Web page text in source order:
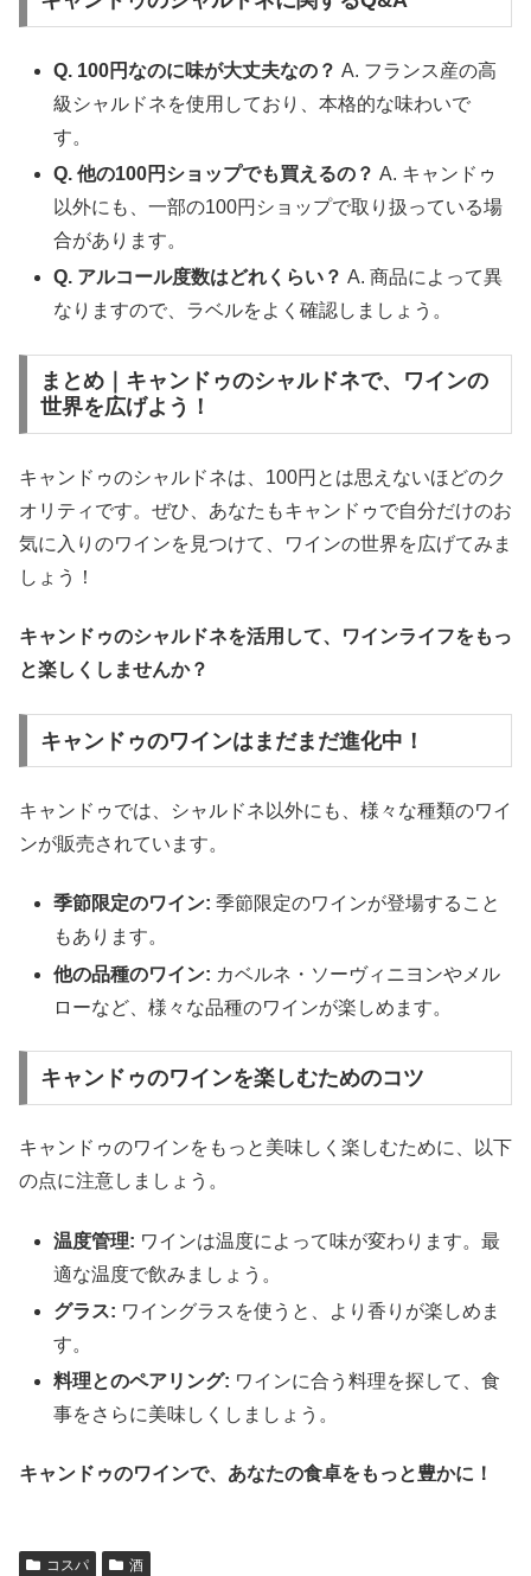
Q. 100円なのに味が大丈夫なの？ A. フランス産の高
級シャルドネを使用しており、本格的な味わいで
す。
Q. 他の100円ショップでも買えるの？ A. キャンドゥ
以外にも、一部の100円ショップで取り扱っている場
合があります。
Q. アルコール度数はどれくらい？ A. 商品によって異
なりますので、ラベルをよく確認しましょう。
まとめ｜キャンドゥのシャルドネで、ワインの
世界を広げよう！
キャンドゥのシャルドネは、100円とは思えないほどのク
オリティです。ぜひ、あなたもキャンドゥで自分だけのお
気に入りのワインを見つけて、ワインの世界を広げてみま
しょう！
キャンドゥのシャルドネを活用して、ワインライフをもっ
と楽しくしませんか？
キャンドゥのワインはまだまだ進化中！
キャンドゥでは、シャルドネ以外にも、様々な種類のワイ
ンが販売されています。
季節限定のワイン: 季節限定のワインが登場すること
もあります。
他の品種のワイン: カベルネ・ソーヴィニヨンやメル
ローなど、様々な品種のワインが楽しめます。
キャンドゥのワインを楽しむためのコツ
キャンドゥのワインをもっと美味しく楽しむために、以下
の点に注意しましょう。
温度管理: ワインは温度によって味が変わります。最
適な温度で飲みましょう。
グラス: ワイングラスを使うと、より香りが楽しめま
す。
料理とのペアリング: ワインに合う料理を探して、食
事をさらに美味しくしましょう。
キャンドゥのワインで、あなたの食卓をもっと豊かに！
コスパ 酒